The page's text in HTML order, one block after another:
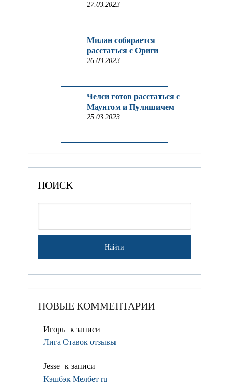
27.03.2023
Милан собирается
расстаться с Ориги
26.03.2023
Челси готов расстаться с
Маунтом и Пулишичем
25.03.2023
ПОИСК
НОВЫЕ КОММЕНТАРИИ
Игорь к записи
Лига Ставок отзывы
Jesse к записи
Кэшбэк Мелбет ru